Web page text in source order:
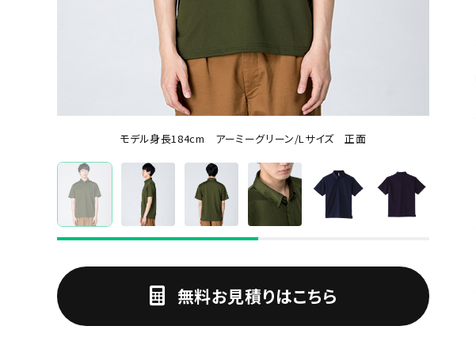
ブラック レッド ブルー グレー
モデル身長184cm アーミーグリーン/Lサイズ 正面
無料お見積りはこちら